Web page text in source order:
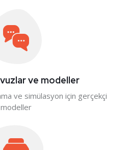
ve modeller
ve simülasyon için gerçekçi
modeller